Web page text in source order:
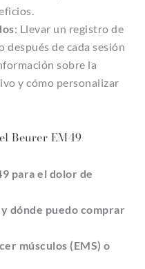
: Llevar un registro de
después de cada sesión
sobre la
y cómo personalizar
Beurer EM49
para el dolor de
dónde puedo comprar
músculos (EMS) o